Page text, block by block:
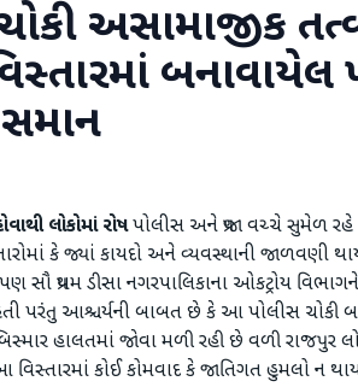
અસામાજીક
બનાવાયેલ
લોકોમાં રોષપોલીસ અને પ્રજા વચ્ચે સુમેળ રહે
કે જ્યાં કાયદો અને વ્યવસ્થાની જાળવણી
સૌ પ્રથમ ડીસા નગરપાલિકાના ઓકટ્રોય
પરંતુ આશ્ચર્યની બાબત છે કે આ પોલીસ
હાલતમાં જોવા મળી રહી છે વળી રાજપુર
વિસ્તારમાં કોઈ કોમવાદ કે જાતિગત હુમલો ન